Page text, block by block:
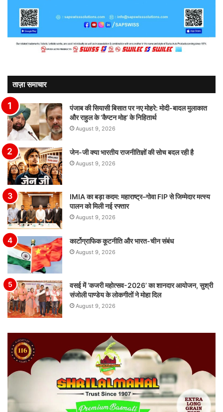
ताज़ा समाचार
पंजाब की सियासी बिसात पर नए मोहरे: मोदी-बादल मुलाकात
और राहुल के ‘कैप्टन मोह’ के निहितार्थ
August 9, 2026
जेन-जी क्या भारतीय राजनीतिज्ञों की सोच बदल रही है
August 9, 2026
IMIA का बड़ा कदम: महाराष्ट्र–गोवा FIP से जिम्मेदार मत्स्य
पालन को मिली नई रफ्तार
August 9, 2026
कार्टोग्राफिक कूटनीति और भारत-चीन संबंध
August 9, 2026
वसई में ‘कजरी महोत्सव-2026’ का शानदार आयोजन, सुश्री
संजोली पाण्डेय के लोकगीतों ने मोहा दिल
August 9, 2026